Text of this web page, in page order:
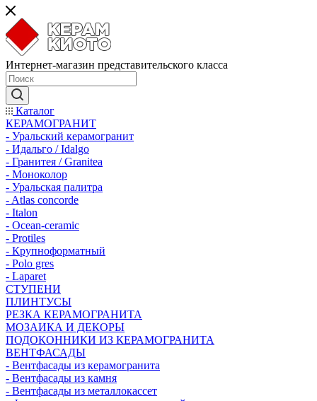
Интернет-магазин представительского класса
Каталог
КЕРАМОГРАНИТ
- Уральский керамогранит
- Идальго / Idalgo
- Гранитея / Granitea
- Моноколор
- Уральская палитра
- Atlas concorde
- Italon
- Ocean-ceramic
- Protiles
- Крупноформатный
- Polo gres
- Laparet
СТУПЕНИ
ПЛИНТУСЫ
РЕЗКА КЕРАМОГРАНИТА
МОЗАИКА И ДЕКОРЫ
ПОДОКОННИКИ ИЗ КЕРАМОГРАНИТА
ВЕНТФАСАДЫ
- Вентфасады из керамогранита
- Вентфасады из камня
- Вентфасады из металлокассет